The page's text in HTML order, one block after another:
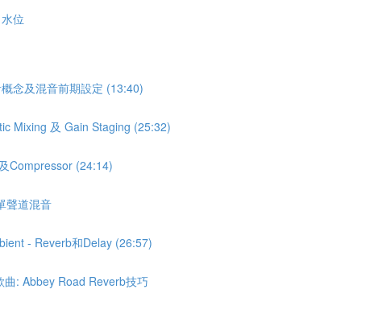
位
念及混音前期設定 (13:40)
Mixing 及 Gain Staging (25:32)
Compressor (24:14)
聲道混音
- Reverb和Delay (26:57)
: Abbey Road Reverb技巧